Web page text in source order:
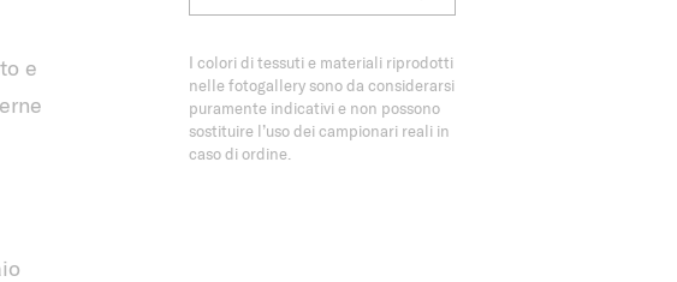
e
I colori di tessuti e materiali riprodotti
nelle fotogallery sono da considerarsi
puramente indicativi e non possono
sostituire l’uso dei campionari reali in
caso di ordine.